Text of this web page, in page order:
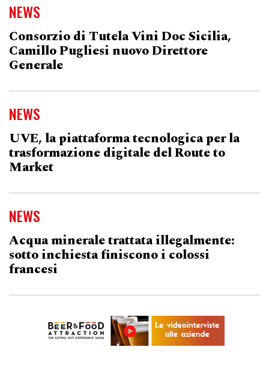
NEWS
Consorzio di Tutela Vini Doc Sicilia,
Camillo Pugliesi nuovo Direttore
Generale
NEWS
UVE, la piattaforma tecnologica per la
trasformazione digitale del Route to
Market
NEWS
Acqua minerale trattata illegalmente:
sotto inchiesta finiscono i colossi
francesi